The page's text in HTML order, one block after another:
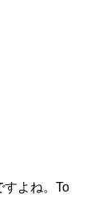
すよね。To